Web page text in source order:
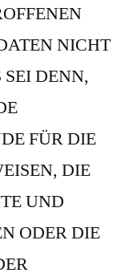
NICHT
DENN,
FÜR DIE
DIE
UND
ODER DIE